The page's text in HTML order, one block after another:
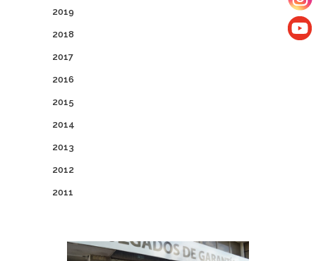
2019
2018
2017
2016
2015
2014
2013
2012
2011